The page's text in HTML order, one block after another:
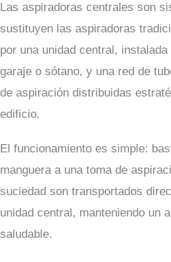
Las aspiradoras centrales son
sustituyen las aspiradoras
por una unidad central,
garaje o sótano, y una red de
de aspiración distribuidas
edificio.
El funcionamiento es simple:
manguera a una toma de
suciedad son transportados
unidad central, manteniendo un
saludable.